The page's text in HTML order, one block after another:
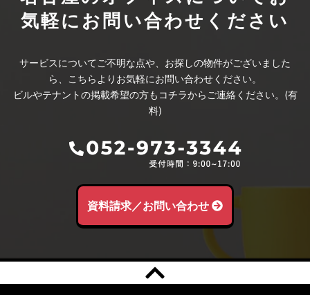
気軽にお問い合わせください
サービスについてご不明な点や、お探しの物件がございました
ら、こちらよりお気軽にお問い合わせください。
ビルやテナントの掲載希望の方もコチラからご連絡ください。(有
料)
資料請求／お問い合わせ